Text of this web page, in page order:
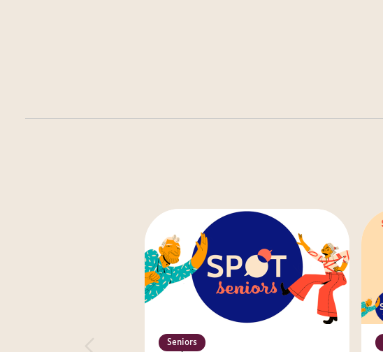
Seniors